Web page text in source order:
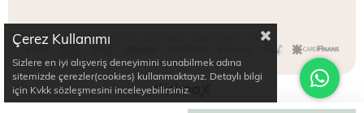
Copyright © 2024 Mitr. Tüm hakları saklıdır.
Çerez Kullanımı
Sizlere en iyi alışveriş deneyimini sunabilmek adına
sitemizde çerezler(cookies) kullanmaktayız. Detaylı bilgi
için Kvkk sözleşmesini inceleyebilirsiniz.